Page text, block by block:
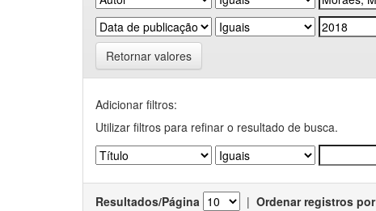
Retornar valores
Adicionar filtros:
Utilizar filtros para refinar o resultado de busca.
Resultados/Página | Ordenar registros por